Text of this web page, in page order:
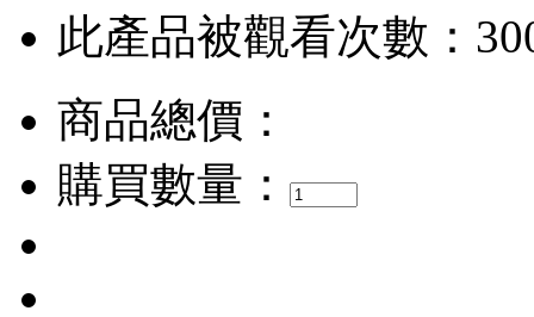
此產品被觀看次數：
商品總價：
購買數量：